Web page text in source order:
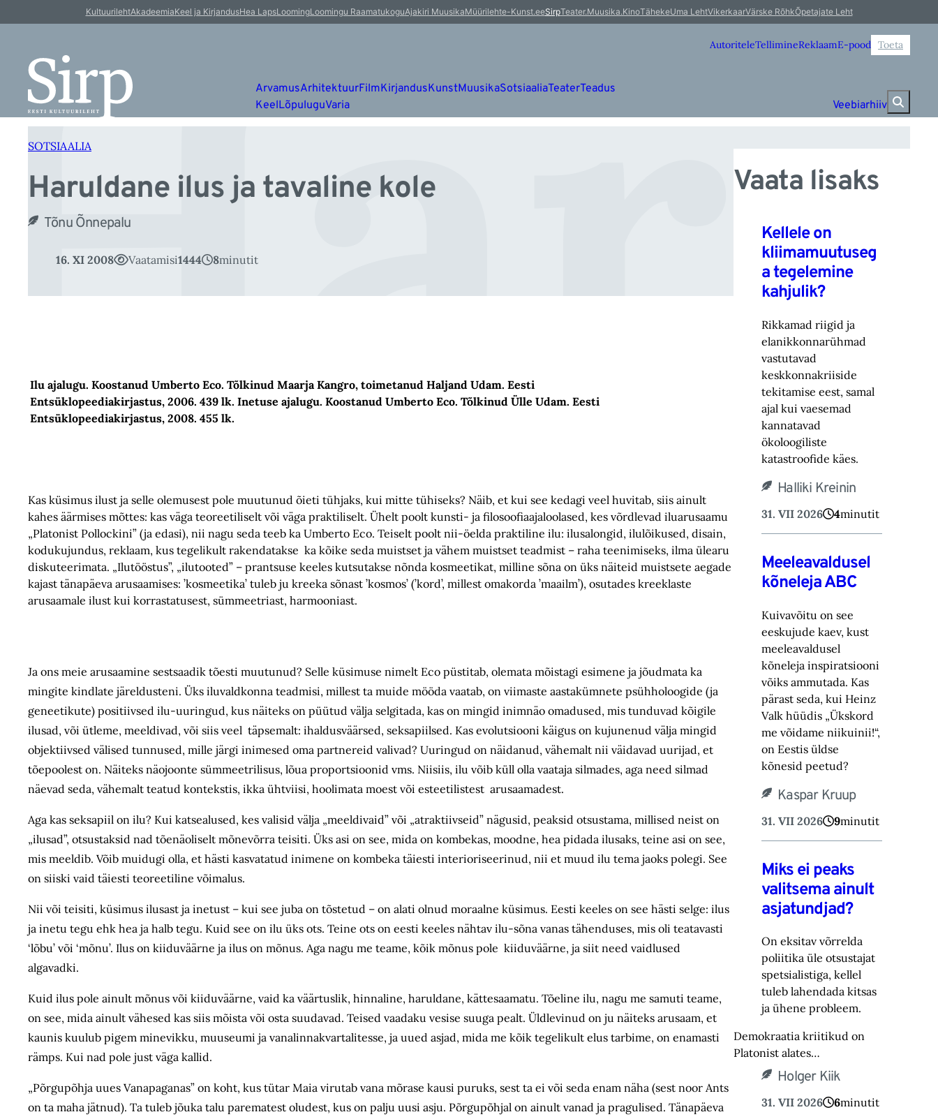
sisu
KultuurilehtAkadeemiaKeel ja KirjandusHea LapsLoomingLoomingu RaamatukoguAjakiri MuusikaMüürilehte-Kunst.eeSirpTeater.Muusika.KinoTähekeUma LehtVikerkaarVärske RõhkÕpetajate Leht
AutoriteleTellimineReklaamE-pood Toeta
ArvamusArhitektuurFilmKirjandusKunstMuusikaSotsiaaliaTeaterTeadus
KeelLõpuluguVaria Veebiarhiiv
SOTSIAALIA
Haruldane ilus ja tavaline kole
Tõnu Õnnepalu
16. XI 2008 Vaatamisi1444 8minutit
Ilu ajalugu. Koostanud Umberto Eco. Tõlkinud Maarja Kangro, toimetanud Haljand Udam. Eesti
Entsüklopeediakirjastus, 2006. 439 lk. Inetuse ajalugu. Koostanud Umberto Eco. Tõlkinud Ülle Udam. Eesti
Entsüklopeediakirjastus, 2008. 455 lk.
Kas küsimus ilust ja selle olemusest pole muutunud õieti tühjaks, kui mitte tühiseks? Näib, et kui see kedagi veel huvitab, siis ainult
kahes äärmises mõttes: kas väga teoreetiliselt või väga praktiliselt. Ühelt poolt kunsti- ja filosoofiaajaloolased, kes võrdlevad iluarusaamu
„Platonist Pollockini” (ja edasi), nii nagu seda teeb ka Umberto Eco. Teiselt poolt nii-öelda praktiline ilu: ilusalongid, ilulõikused, disain,
kodukujundus, reklaam, kus tegelikult rakendatakse ka kõike seda muistset ja vähem muistset teadmist – raha teenimiseks, ilma ülearu
diskuteerimata. „Ilutööstus”, „ilutooted” – prantsuse keeles kutsutakse nõnda kosmeetikat, milline sõna on üks näiteid muistsete aegade
kajast tänapäeva arusaamises: ’kosmeetika’ tuleb ju kreeka sõnast ’kosmos’ (’kord’, millest omakorda ’maailm’), osutades kreeklaste
arusaamale ilust kui korrastatusest, sümmeetriast, harmooniast.
Ja ons meie arusaamine sestsaadik tõesti muutunud? Selle küsimuse nimelt Eco püstitab, olemata mõistagi esimene ja jõudmata ka
mingite kindlate järeldusteni. Üks iluvaldkonna teadmisi, millest ta muide mööda vaatab, on viimaste aastakümnete psühholoogide (ja
geneetikute) positiivsed ilu-uuringud, kus näiteks on püütud välja selgitada, kas on mingid inimnäo omadused, mis tunduvad kõigile
ilusad, või ütleme, meeldivad, või siis veel täpsemalt: ihaldusväärsed, seksapiilsed. Kas evolutsiooni käigus on kujunenud välja mingid
objektiivsed välised tunnused, mille järgi inimesed oma partnereid valivad? Uuringud on näidanud, vähemalt nii väidavad uurijad, et
tõepoolest on. Näiteks näojoonte sümmeetrilisus, lõua proportsioonid vms. Niisiis, ilu võib küll olla vaataja silmades, aga need silmad
näevad seda, vähemalt teatud kontekstis, ikka ühtviisi, hoolimata moest või esteetilistest arusaamadest.
Aga kas seksapiil on ilu? Kui katsealused, kes valisid välja „meeldivaid” või „atraktiivseid” nägusid, peaksid otsustama, millised neist on
„ilusad”, otsustaksid nad tõenäoliselt mõnevõrra teisiti. Üks asi on see, mida on kombekas, moodne, hea pidada ilusaks, teine asi on see,
mis meeldib. Võib muidugi olla, et hästi kasvatatud inimene on kombeka täiesti interioriseerinud, nii et muud ilu tema jaoks polegi. See
on siiski vaid täiesti teoreetiline võimalus.
Nii või teisiti, küsimus ilusast ja inetust – kui see juba on tõstetud – on alati olnud moraalne küsimus. Eesti keeles on see hästi selge: ilus
ja inetu tegu ehk hea ja halb tegu. Kuid see on ilu üks ots. Teine ots on eesti keeles nähtav ilu-sõna vanas tähenduses, mis oli teatavasti
‘lõbu’ või ‘mõnu’. Ilus on kiiduväärne ja ilus on mõnus. Aga nagu me teame, kõik mõnus pole kiiduväärne, ja siit need vaidlused
algavadki.
Kuid ilus pole ainult mõnus või kiiduväärne, vaid ka väärtuslik, hinnaline, haruldane, kättesaamatu. Tõeline ilu, nagu me samuti teame,
on see, mida ainult vähesed kas siis mõista või osta suudavad. Teised vaadaku vesise suuga pealt. Üldlevinud on ju näiteks arusaam, et
kaunis kuulub pigem minevikku, muuseumi ja vanalinnakvartalitesse, ja uued asjad, mida me kõik tegelikult elus tarbime, on enamasti
rämps. Kui nad pole just väga kallid.
„Põrgupõhja uues Vanapaganas” on koht, kus tütar Maia virutab vana mõrase kausi puruks, sest ta ei või seda enam näha (sest noor Ants
on ta maha jätnud). Ta tuleb jõuka talu parematest oludest, kus on palju uusi asju. Põrgupõhjal on ainult vanad ja pragulised. Tänapäeva
Vaata lisaks
Kellele on
kliimamuutuseg
a tegelemine
kahjulik?
Rikkamad riigid ja
elanikkonnarühmad
vastutavad
keskkonnakriiside
tekitamise eest, samal
ajal kui vaesemad
kannatavad
ökoloogiliste
katastroofide käes.
Halliki Kreinin
31. VII 2026 4minutit
Meeleavaldusel
kõneleja ABC
Kuivavõitu on see
eeskujude kaev, kust
meeleavaldusel
kõneleja inspiratsiooni
võiks ammutada. Kas
pärast seda, kui Heinz
Valk hüüdis „Ükskord
me võidame niikuinii!“,
on Eestis üldse
kõnesid peetud?
Kaspar Kruup
31. VII 2026 9minutit
Miks ei peaks
valitsema ainult
asjatundjad?
On eksitav võrrelda
poliitika üle otsustajat
spetsialistiga, kellel
tuleb lahendada kitsas
ja ühene probleem.
Demokraatia kriitikud on
Platonist alates…
Holger Kiik
31. VII 2026 6minutit